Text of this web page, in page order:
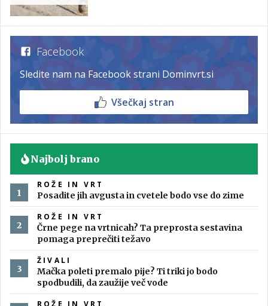
Facebook
Sledite nam na Facebook strani Dominvrt.si
Všečkaj stran
Najbolj brano
ROŽE IN VRT
Posadite jih avgusta in cvetele bodo vse do zime
ROŽE IN VRT
Črne pege na vrtnicah? Ta preprosta sestavina
pomaga preprečiti težavo
ŽIVALI
Mačka poleti premalo pije? Ti triki jo bodo
spodbudili, da zaužije več vode
ROŽE IN VRT